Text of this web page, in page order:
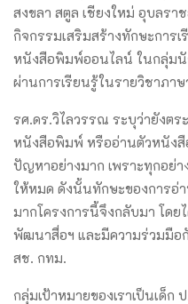
สงขลา สตูล เชียงใหม่ อุบลรา
กิจกรรมเสริมสร้างทักษะการ
หนังสือพิมพ์ออนไลน์ ในกลุ่ม
ผ่านการเรียนรู้ในรายวิชาภา
รศ.ดร.วิไลวรรณ ระบุว่ายังต
หนังสือพิมพ์ หรืออ่านตัวหนังสื
ปัญหาอย่างมาก เพราะทุกอย่
ให้หมด ดังนั้นทักษะของการอ่
มากโครงการนี้จึงกลับมา โด
พัฒนาสื่อฯ และมีความร่วมมือ
สช. กทม.
กลุ่มเป้าหมายของเราเป็นเด็ก